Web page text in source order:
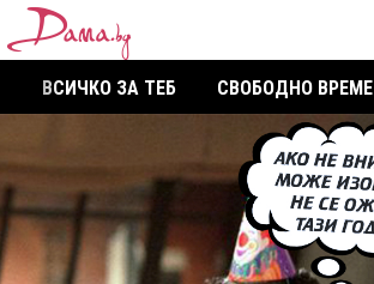
ВСИЧКО ЗА ТЕБ СВОБОДНО ВРЕМЕ